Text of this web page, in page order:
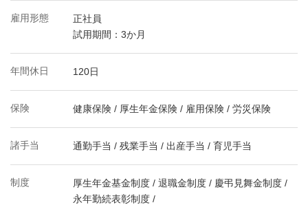
雇用形態
正社員
試用期間：3か月
年間休日 120日
保険 健康保険 / 厚生年金保険 / 雇用保険 / 労災保険
諸手当 通勤手当 / 残業手当 / 出産手当 / 育児手当
制度
厚生年金基金制度 / 退職金制度 / 慶弔見舞金制度 /
永年勤続表彰制度 /